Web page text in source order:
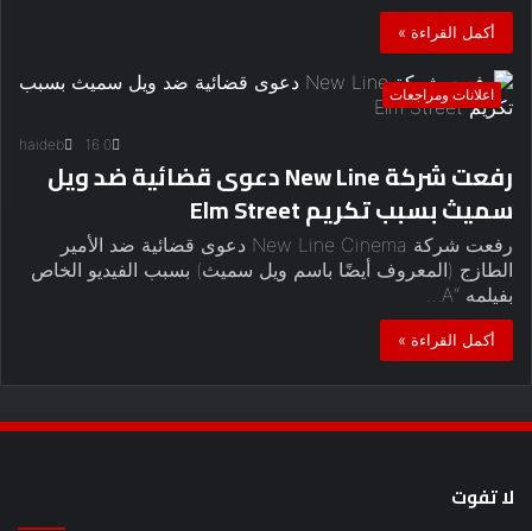
أكمل القراءة »
اعلانات ومراجعات
haideb 0
رفعت شركة New Line دعوى قضائية ضد ويل
سميث بسبب تكريم Elm Street
رفعت شركة New Line Cinema دعوى قضائية ضد الأمير
الطازج (المعروف أيضًا باسم ويل سميث) بسبب الفيديو الخاص
بفيلمه “A…
أكمل القراءة »
لا تفوت